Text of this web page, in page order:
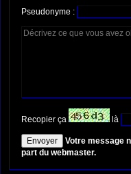
Pseudonyme :
Recopier ça là
Votre message
part du webmaster.